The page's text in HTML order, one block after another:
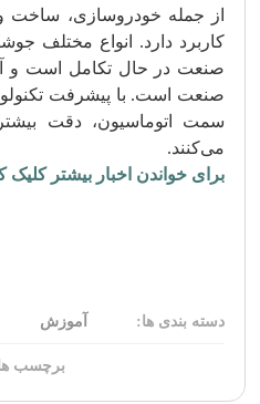
از جمله خودروسازی، ساخت
کاربرد دارد. انواع مختلف
صنعت در حال تکامل است و
صنعت است. با پیشرفت
سمت اتوماسیون، دقت
می‌کنند.
برای خواندن اخبار بیشتر کلیک
دسته بندی ها: آموزش
برچسب